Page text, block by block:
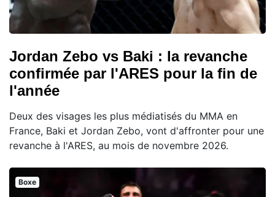
Jordan Zebo vs Baki : la revanche
confirmée par l'ARES pour la fin de
l'année
Deux des visages les plus médiatisés du MMA en
France, Baki et Jordan Zebo, vont d'affronter pour une
revanche à l'ARES, au mois de novembre 2026.
Boxe